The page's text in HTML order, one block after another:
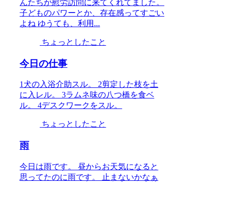
んたちが慰労訪問に来てくれてました。
子どものパワーとか、存在感ってすごい
よね ゆうても、利用...
ちょっとしたこと
今日の仕事
1犬の入浴介助スル。 2剪定した枝を土
に入レル。 3ラムネ味の八つ橋を食ベ
ル。 4デスクワークをスル。
ちょっとしたこと
雨
今日は雨です。 昼からお天気になると
思ってたのに雨です。 止まないかなぁ